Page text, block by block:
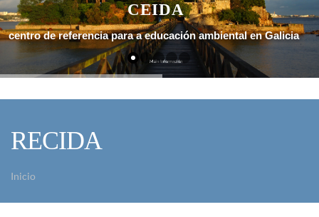
centro de referencia para a educación ambiental en Galicia
Máis Información
CEIDA
RECIDA
Inicio